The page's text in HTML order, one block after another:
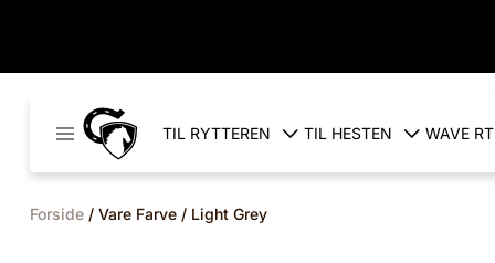
Denmark
TIL RYTTEREN TIL HESTEN WAVE
Forside / Vare Farve / Light Grey